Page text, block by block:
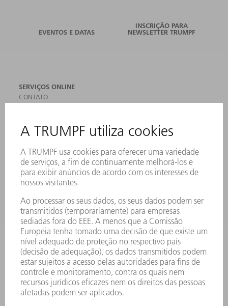
EVENTOS E DATAS
INSCRIÇÃO PARA
NEWSLETTER TRUMPF
SERVIÇOS ONLINE
CONTATO
ASSINATURA DA NEWSLETTER
MYTRUMPF
FICHAS DE DADOS DE SEGURANÇA
PRODUTOS
MÁQUINAS & SISTEMAS
LASER
FERRAMENTAS ELÉTRICAS
SMART FACTORY
SOFTWARE
SERVIÇOS
APLICAÇÕES
SETORES
EMPRESA
CARREIRA
OFERTAS DE EMPREGO
PERFIL DA EMPRESA